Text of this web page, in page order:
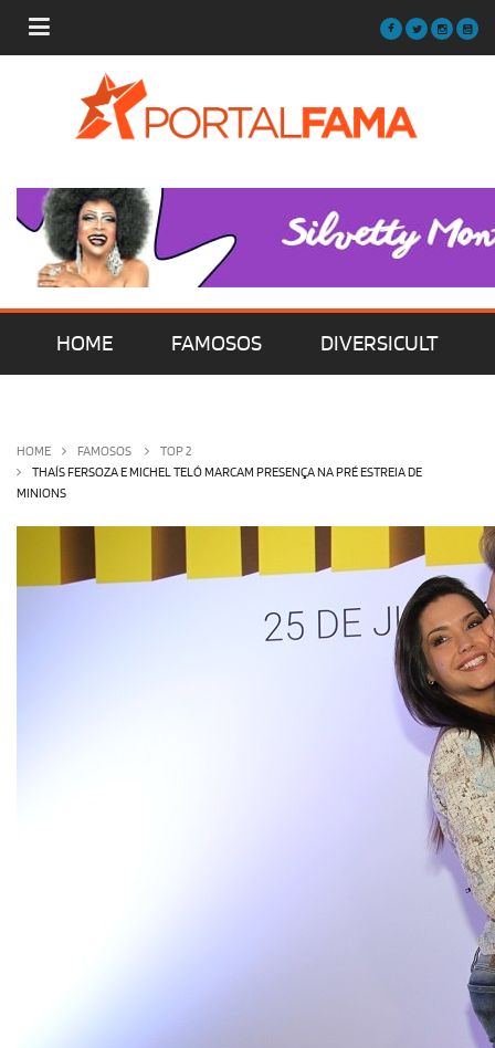
HOME FAMOSOS DIVERSICULT
OLHA ISSO! EU QUERO!
HOME FAMOSOS
TOP 2
THAÍS FERSOZA E MICHEL TELÓ MARCAM PRESENÇA NA PRÉ ESTREIA DE
MINIONS